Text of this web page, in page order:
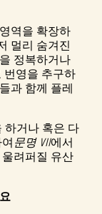
역을 확장하
멀리 숨겨진
정복하거나
번영을 추구하
과 함께 플레
하거나 혹은 다
문명 VII에서
려퍼질 유산